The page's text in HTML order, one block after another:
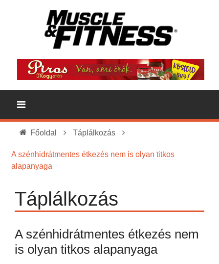
Főoldal Táplálkozás
A szénhidrátmentes étkezés nem is olyan titkos
alapanyaga
Táplálkozás
A szénhidrátmentes étkezés nem
is olyan titkos alapanyaga